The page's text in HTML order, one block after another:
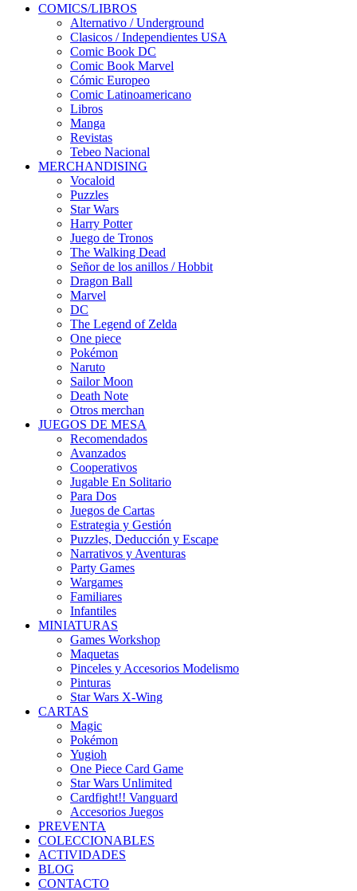
COMICS/LIBROS
Alternativo / Underground
Clasicos / Independientes USA
Comic Book DC
Comic Book Marvel
Cómic Europeo
Comic Latinoamericano
Libros
Manga
Revistas
Tebeo Nacional
MERCHANDISING
Vocaloid
Puzzles
Star Wars
Harry Potter
Juego de Tronos
The Walking Dead
Señor de los anillos / Hobbit
Dragon Ball
Marvel
DC
The Legend of Zelda
One piece
Pokémon
Naruto
Sailor Moon
Death Note
Otros merchan
JUEGOS DE MESA
Recomendados
Avanzados
Cooperativos
Jugable En Solitario
Para Dos
Juegos de Cartas
Estrategia y Gestión
Puzzles, Deducción y Escape
Narrativos y Aventuras
Party Games
Wargames
Familiares
Infantiles
MINIATURAS
Games Workshop
Maquetas
Pinceles y Accesorios Modelismo
Pinturas
Star Wars X-Wing
CARTAS
Magic
Pokémon
Yugioh
One Piece Card Game
Star Wars Unlimited
Cardfight!! Vanguard
Accesorios Juegos
PREVENTA
COLECCIONABLES
ACTIVIDADES
BLOG
CONTACTO